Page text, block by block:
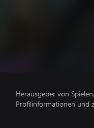
Herausgeber von
Profilinformationen und